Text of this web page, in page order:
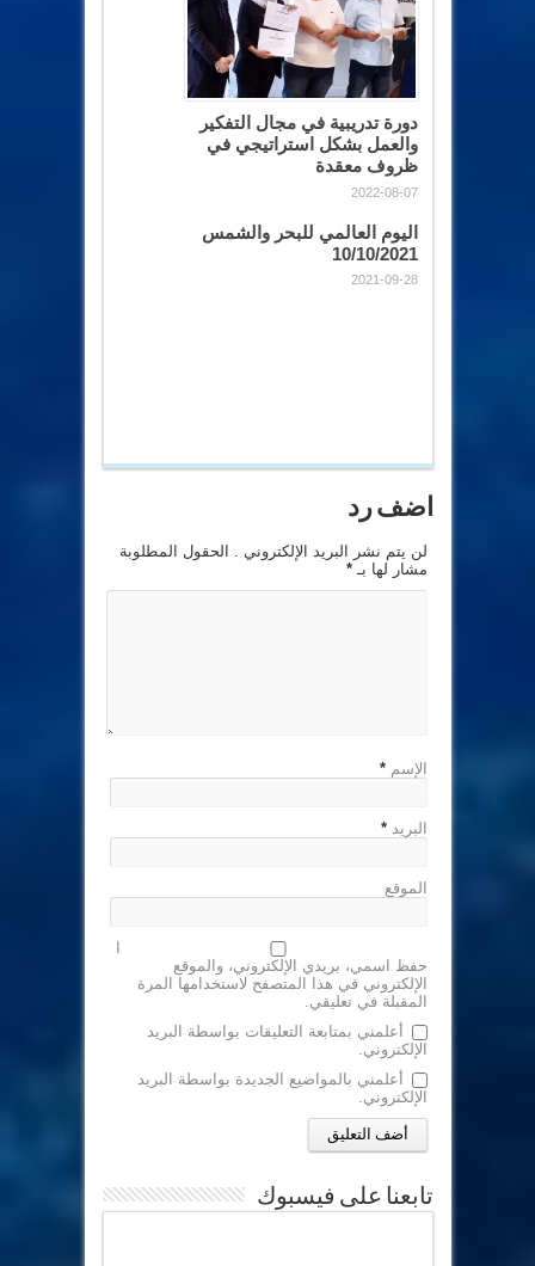
دورة تدريبية في مجال التفكير
والعمل بشكل استراتيجي في
ظروف معقدة
2022-08-07
اليوم العالمي للبحر والشمس
10/10/2021
2021-09-28
اضف رد
لن يتم نشر البريد الإلكتروني . الحقول المطلوبة
مشار لها بـ*
الإسم *
البريد *
الموقع
حفظ اسمي، بريدي الإلكتروني، والموقع
الإلكتروني في هذا المتصفح لاستخدامها المرة
المقبلة في تعليقي.
أعلمني بمتابعة التعليقات بواسطة البريد
الإلكتروني.
أعلمني بالمواضيع الجديدة بواسطة البريد
الإلكتروني.
تابعنا على فيسبوك